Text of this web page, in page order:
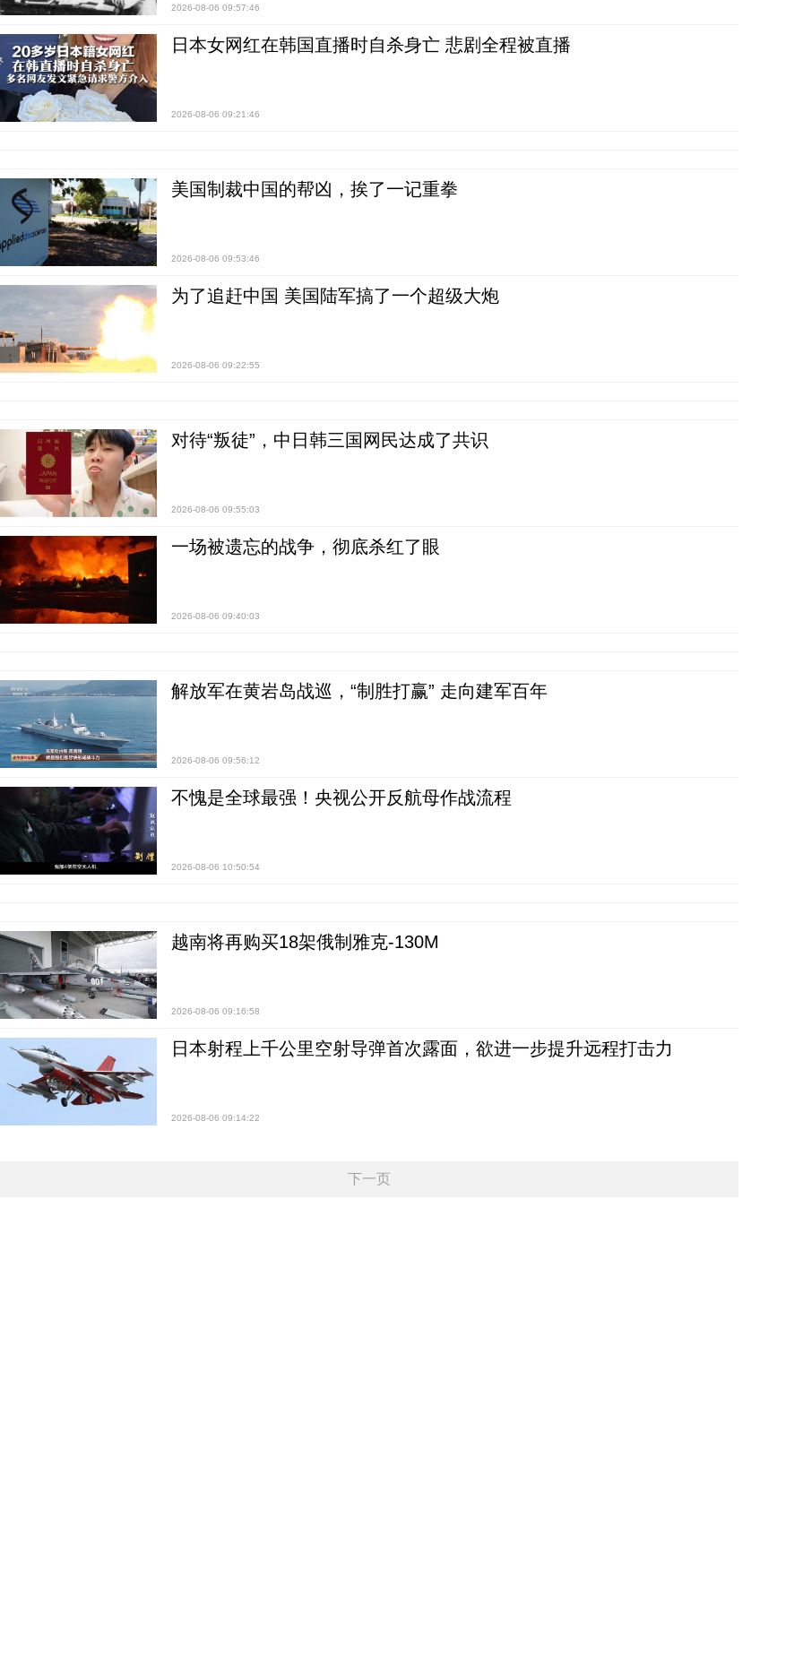
2026-08-06 09:57:46
日本女网红在韩国直播时自杀身亡 悲剧全程被直播
2026-08-06 09:21:46
美国制裁中国的帮凶，挨了一记重拳
2026-08-06 09:53:46
为了追赶中国 美国陆军搞了一个超级大炮
2026-08-06 09:22:55
对待“叛徒”，中日韩三国网民达成了共识
2026-08-06 09:55:03
一场被遗忘的战争，彻底杀红了眼
2026-08-06 09:40:03
解放军在黄岩岛战巡，“制胜打赢” 走向建军百年
2026-08-06 09:56:12
不愧是全球最强！央视公开反航母作战流程
2026-08-06 10:50:54
越南将再购买18架俄制雅克-130M
2026-08-06 09:16:58
日本射程上千公里空射导弹首次露面，欲进一步提升远程打击力
2026-08-06 09:14:22
下一页